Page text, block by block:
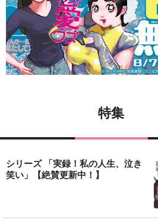
特集
シリーズ 「実録！私の人生、泣き
笑い」【絶賛更新中！】